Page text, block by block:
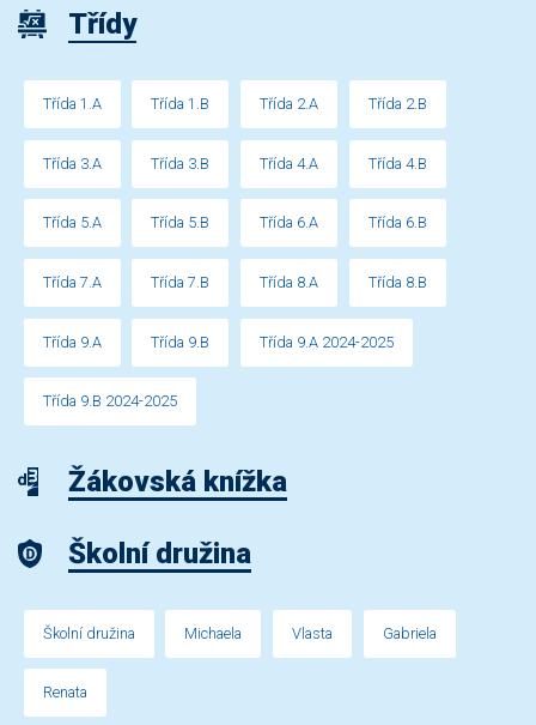
Třídy
Třída 1.A Třída 1.B Třída 2.A Třída 2.B
Třída 3.A Třída 3.B Třída 4.A Třída 4.B
Třída 5.A Třída 5.B Třída 6.A Třída 6.B
Třída 7.A Třída 7.B Třída 8.A Třída 8.B
Třída 9.A Třída 9.B Třída 9.A 2024-2025
Třída 9.B 2024-2025
Žákovská knížka
Školní družina
Školní družina Michaela Vlasta Gabriela
Renata